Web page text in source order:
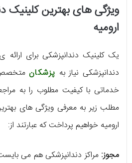
ویژگی های بهترین کلینیک
ارومیه
یک کلینیک دندانپزشکی برای
دندانپزشکی نیاز به پزشکانمتخصص
خدماتی با کیفیت مطلوب را به
مطلب زیر به معرفی ویژگی های
ارومیه خواهیم پرداخت که عبارتند از:
مجوز: مراکز دندانپزشکی هم می